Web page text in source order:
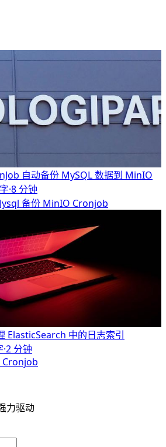
自动备份 MySQL 数据到 MinIO
·8 分钟
备份 MinIO Cronjob
ElasticSearch 中的日志索引
·2 分钟
Cronjob
力驱动